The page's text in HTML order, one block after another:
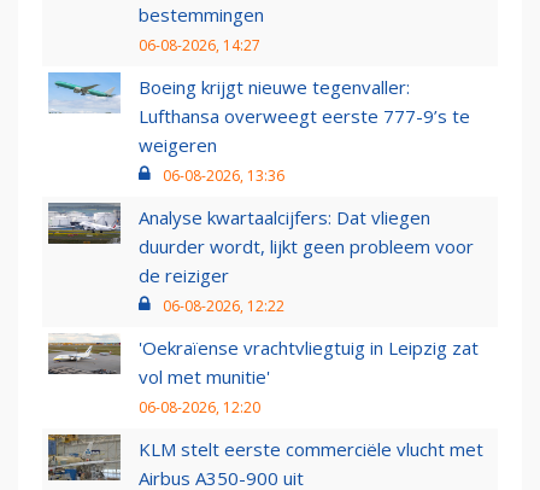
bestemmingen
06-08-2026, 14:27
Boeing krijgt nieuwe tegenvaller:
Lufthansa overweegt eerste 777-9’s te
weigeren
06-08-2026, 13:36
Analyse kwartaalcijfers: Dat vliegen
duurder wordt, lijkt geen probleem voor
de reiziger
06-08-2026, 12:22
'Oekraïense vrachtvliegtuig in Leipzig zat
vol met munitie'
06-08-2026, 12:20
KLM stelt eerste commerciële vlucht met
Airbus A350-900 uit